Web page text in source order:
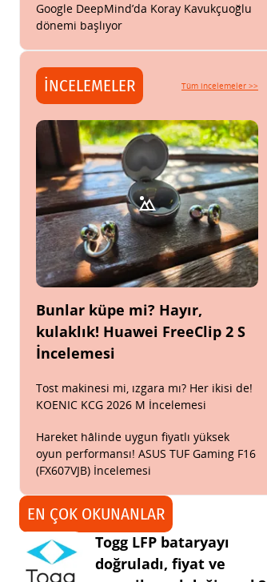
Google DeepMind’da Koray Kavukçuoğlu
dönemi başlıyor
İNCELEMELER Tüm incelemeler >>
Bunlar küpe mi? Hayır,
kulaklık! Huawei FreeClip 2 S
İncelemesi
Tost makinesi mi, ızgara mı? Her ikisi de!
KOENIC KCG 2026 M İncelemesi
Hareket hâlinde uygun fiyatlı yüksek
oyun performansı! ASUS TUF Gaming F16
(FX607VJB) İncelemesi
EN ÇOK OKUNANLAR
Togg LFP bataryayı
doğruladı, fiyat ve